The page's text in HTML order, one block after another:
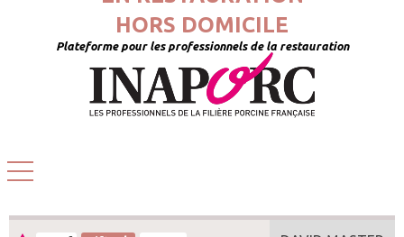
HORS DOMICILE
Plateforme pour les professionnels de la restauration